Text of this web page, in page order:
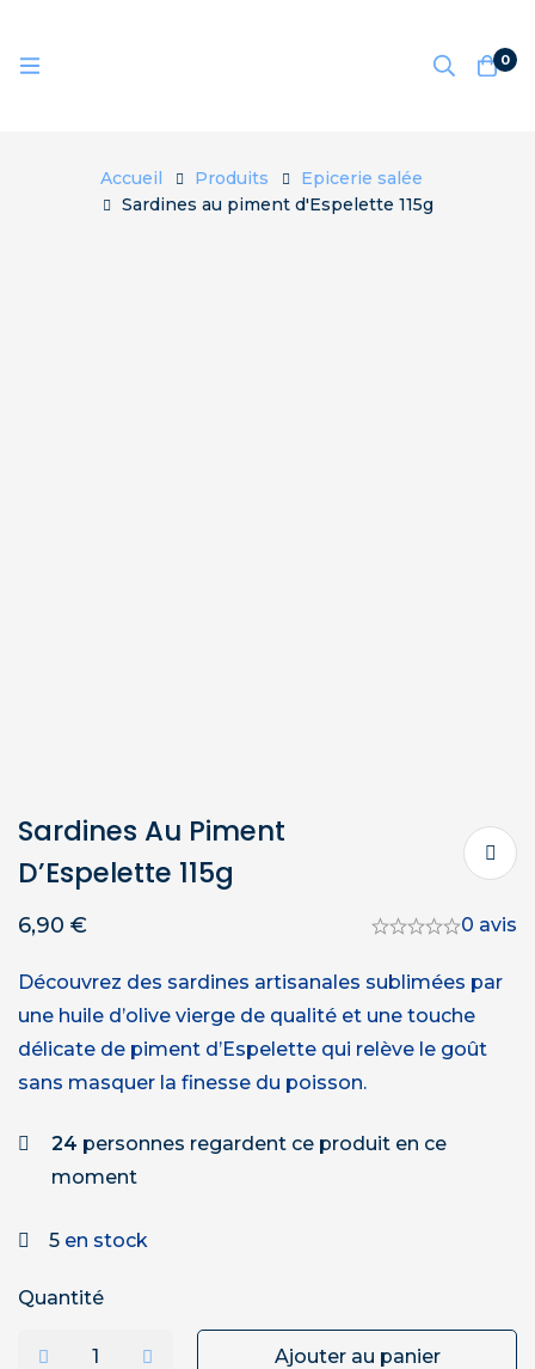
0
Accueil Produits
Epicerie salée
Sardines au piment d'Espelette 115g
Sardines Au Piment
D’Espelette 115g
6,90 € 0 avis
Découvrez des sardines artisanales sublimées par
une huile d’olive vierge de qualité et une touche
délicate de piment d’Espelette qui relève le goût
sans masquer la finesse du poisson.
24 personnes regardent ce produit en ce
moment
5 en stock
Quantité
Ajouter au panier